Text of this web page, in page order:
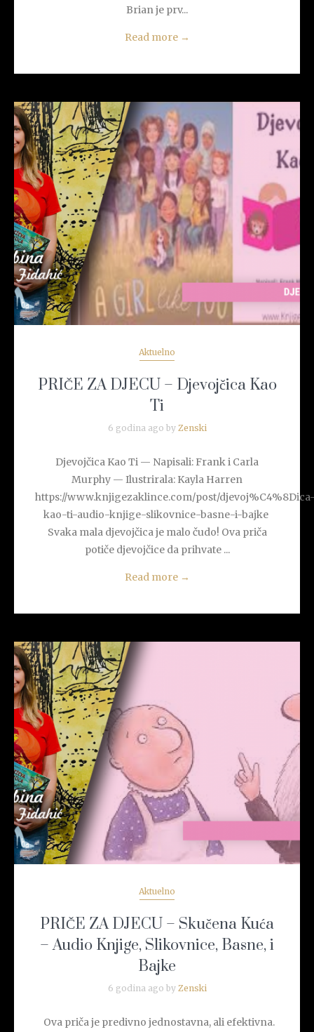
Brian je prv...
Read more →
READ MORE
Aktuelno
PRIČE ZA DJECU – Djevojčica Kao
Ti
6 godina ago by Zenski
Djevojčica Kao Ti — Napisali: Frank i Carla
Murphy — Ilustrirala: Kayla Harren
https://www.knjigezaklince.com/post/
kao-ti-audio-knjige-slikovnice-basne-i-bajke
Svaka mala djevojčica je malo čudo! Ova priča
potiče djevojčice da prihvate ...
Read more →
READ MORE
Aktuelno
PRIČE ZA DJECU – Skučena Kuća
– Audio Knjige, Slikovnice, Basne, i
Bajke
6 godina ago by Zenski
Ova priča je predivno jednostavna, ali efektivna.